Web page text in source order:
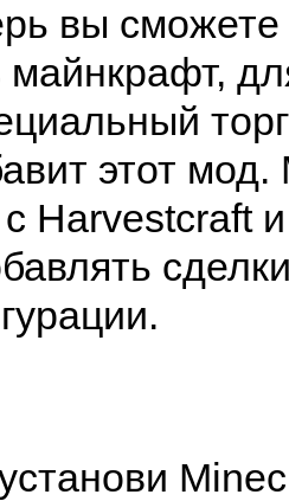
вы сможете
этот
Harvestcraft